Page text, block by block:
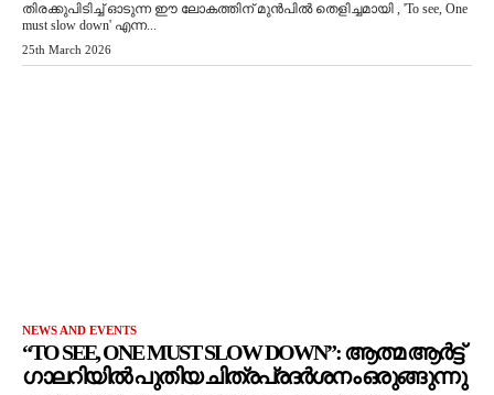
തിരക്കുപിടിച്ച് ഓടുന്ന ഈ ലോകത്തിന് മുൻപിൽ തെളിച്ചമായി , 'To see, One
must slow down' എന്ന...
25th March 2026
NEWS AND EVENTS
“TO SEE, ONE MUST SLOW DOWN”: ആത്മ ആർട്ട്
ഗാലറിയിൽ പുതിയ ചിത്രപ്രദർശനം ഒരുങ്ങുന്നു